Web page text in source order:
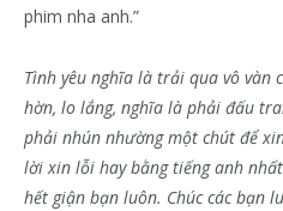
phim nha anh.”
Tình yêu nghĩa là trải qua vô vàn
hờn, lo lắng, nghĩa là phải đấu
phải nhún nhường một chút để
lời xin lỗi hay bằng tiếng anh
hết giận bạn luôn. Chúc các bạn